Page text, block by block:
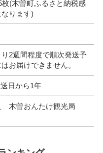
枚(木曽町ふるさと納税感
ります)
2週間程度で順次発送予
届けできません。
日から1年
木曽おんたけ観光局